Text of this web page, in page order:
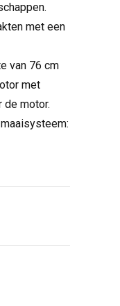
met een
van 76 cm
met
de motor.